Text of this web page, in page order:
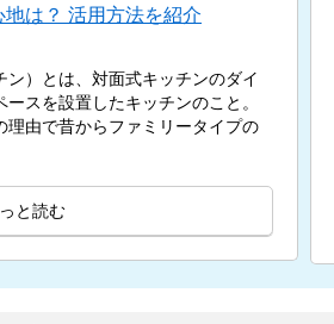
は？ 活用方法を紹介
）とは、対面式キッチンのダイ
スを設置したキッチンのこと。
理由で昔からファミリータイプの
と読む